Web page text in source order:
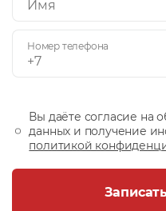
Номер телефона
Вы даёте согласие на
данных и получение
политикой